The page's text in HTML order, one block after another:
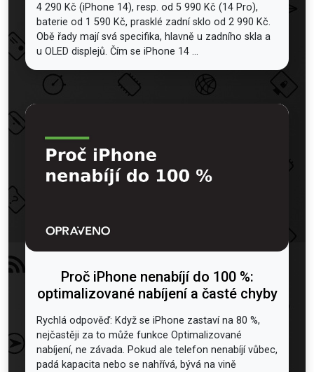
4 290 Kč (iPhone 14), resp. od 5 990 Kč (14 Pro),
baterie od 1 590 Kč, prasklé zadní sklo od 2 990 Kč.
Obě řady mají svá specifika, hlavně u zadního skla a
u OLED displejů. Čím se iPhone 14 ...
Proč iPhone nenabíjí do 100 %:
optimalizované nabíjení a časté chyby
Rychlá odpověď: Když se iPhone zastaví na 80 %,
nejčastěji za to může funkce Optimalizované
nabíjení, ne závada. Pokud ale telefon nenabíjí vůbec,
padá kapacita nebo se nahřívá, bývá na vině